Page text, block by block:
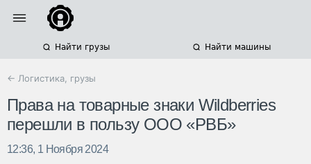
Найти грузы Найти машины
← Логистика, грузы
Права на товарные знаки Wildberries
перешли в пользу ООО «РВБ»
12:36, 1 Ноября 2024